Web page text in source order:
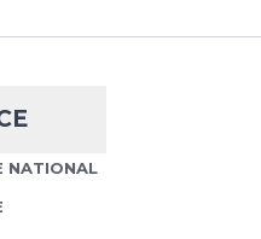
Gewicht: 280 g
NATIONAL